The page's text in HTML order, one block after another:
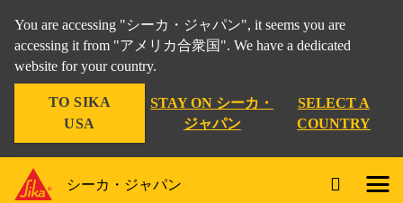
You are accessing "シーカ・ジャパン", it seems you are
accessing it from "アメリカ合衆国". We have a dedicated
website for your country.
TO SIKA
USA
STAY ON シーカ・
ジャパン
SELECT A
COUNTRY
シーカ・ジャパン